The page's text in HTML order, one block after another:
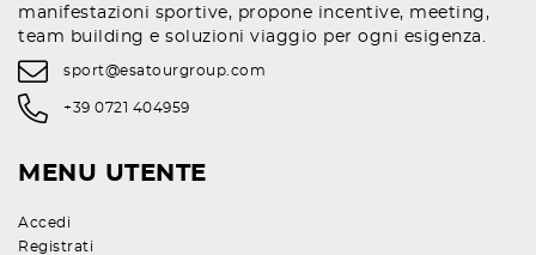
manifestazioni sportive, propone incentive, meeting,
team building e soluzioni viaggio per ogni esigenza.
sport@esatourgroup.com
+39 0721 404959
MENU UTENTE
Accedi
Registrati